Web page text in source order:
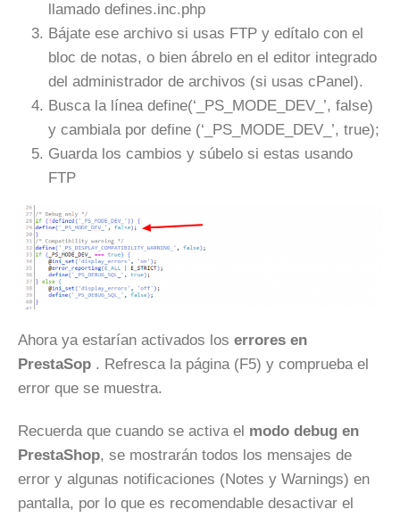
llamado defines.inc.php
Bájate ese archivo si usas FTP y edítalo con el
bloc de notas, o bien ábrelo en el editor integrado
del administrador de archivos (si usas cPanel).
Busca la línea define(‘_PS_MODE_DEV_’, false)
y cambiala por define (‘_PS_MODE_DEV_’, true);
Guarda los cambios y súbelo si estas usando
FTP
Ahora ya estarían activados los errores en
PrestaSop . Refresca la página (F5) y comprueba el
error que se muestra.
Recuerda que cuando se activa el modo debug en
PrestaShop, se mostrarán todos los mensajes de
error y algunas notificaciones (Notes y Warnings) en
pantalla, por lo que es recomendable desactivar el